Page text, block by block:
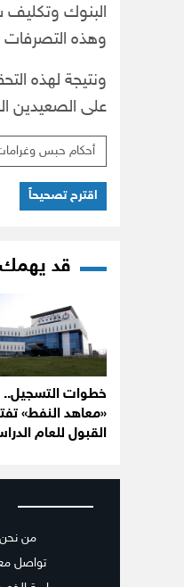
البنوك
وهذه التصرفات
ونتيجة لهذه
على الصعيدين
أحكام حبس
اقترح تصحيحاً
قد يهمك
خطوات التسجيل..
«معاهد النفط»
القبول للعام
من نحن
تواصل